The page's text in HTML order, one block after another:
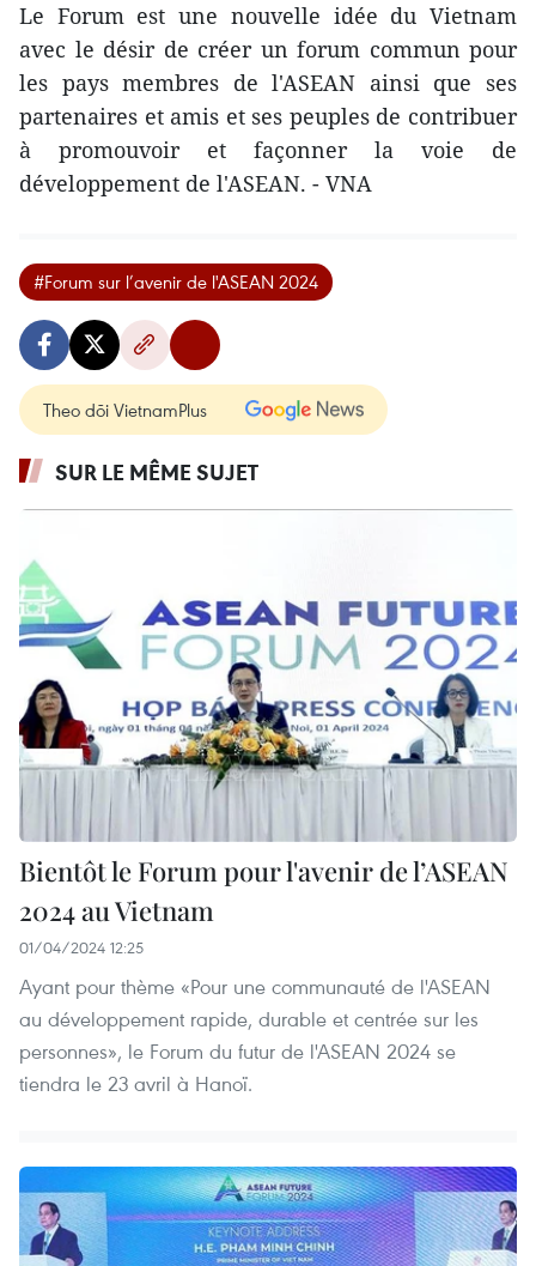
Le Forum est une nouvelle idée du Vietnam
avec le désir de créer un forum commun pour
les pays membres de l'ASEAN ainsi que ses
partenaires et amis et ses peuples de contribuer
à promouvoir et façonner la voie de
développement de l'ASEAN. - VNA
#Forum sur l’avenir de l'ASEAN 2024
Theo dõi VietnamPlus
SUR LE MÊME SUJET
Bientôt le Forum pour l'avenir de l’ASEAN
2024 au Vietnam
01/04/2024 12:25
Ayant pour thème «Pour une communauté de l'ASEAN
au développement rapide, durable et centrée sur les
personnes», le Forum du futur de l'ASEAN 2024 se
tiendra le 23 avril à Hanoï.